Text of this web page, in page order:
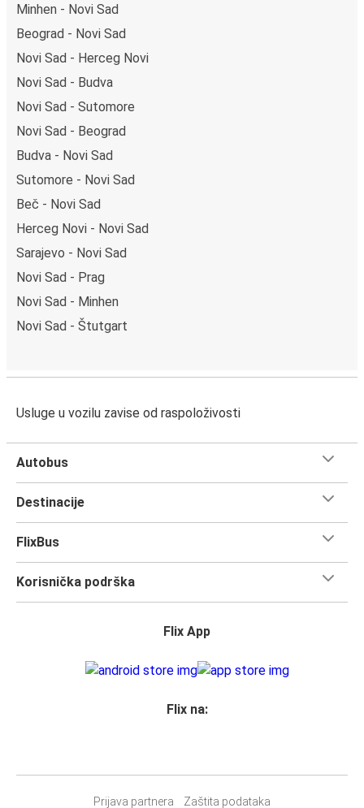
Minhen - Novi Sad
Beograd - Novi Sad
Novi Sad - Herceg Novi
Novi Sad - Budva
Novi Sad - Sutomore
Novi Sad - Beograd
Budva - Novi Sad
Sutomore - Novi Sad
Beč - Novi Sad
Herceg Novi - Novi Sad
Sarajevo - Novi Sad
Novi Sad - Prag
Novi Sad - Minhen
Novi Sad - Štutgart
Usluge u vozilu zavise od raspoloživosti
Autobus
Destinacije
FlixBus
Korisnička podrška
Flix App
Flix na:
Prijava partnera Zaštita podataka